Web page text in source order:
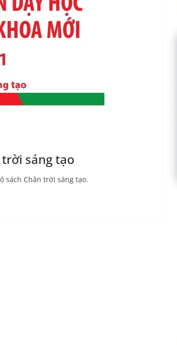
sáng tạo
sách Chân trời sáng tạo.